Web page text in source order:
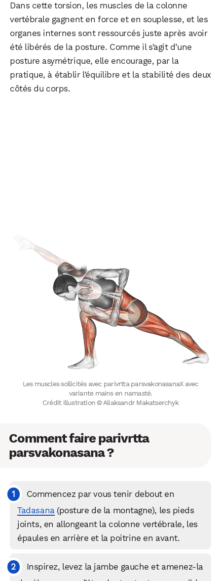
Dans cette torsion, les muscles de la colonne
vertébrale gagnent en force et en souplesse, et les
organes internes sont ressourcés juste après avoir
été libérés de la posture. Comme il s’agit d’une
posture asymétrique, elle encourage, par la
pratique, à établir l’équilibre et la stabilité des deux
côtés du corps.
Les muscles sollicités avec parivrtta parsvakonasanaX avec
variante mains en namasté.
Crédit illustration © Aliaksandr Makatserchyk
Comment faire parivrtta
parsvakonasana ?
Commencez par vous tenir debout en
Tadasana(posture de la montagne), les pieds
joints, en allongeant la colonne vertébrale, les
épaules en arrière et la poitrine en avant.
Inspirez, levez la jambe gauche et amenez-la